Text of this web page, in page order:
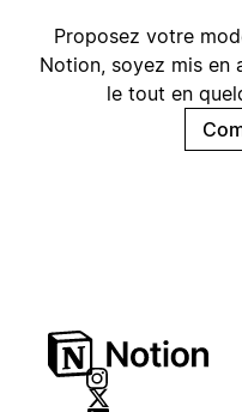
Proposez votre
Notion, soyez mis en
le tout en